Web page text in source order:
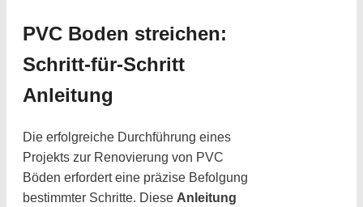
PVC Boden streichen:
Schritt-für-Schritt
Anleitung
Die erfolgreiche Durchführung eines
Projekts zur Renovierung von PVC
Böden erfordert eine präzise Befolgung
bestimmter Schritte. Diese Anleitung